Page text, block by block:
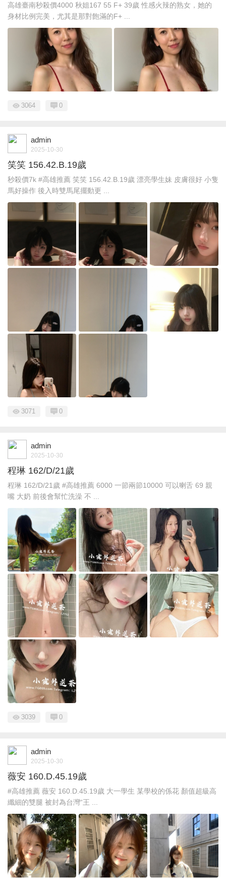
高雄臺南秒殺價4000 秋姐167 55 F+ 39歲 性感火辣的熟女，她的
身材比例完美，尤其是那對飽滿的F+ ...
3064 0
admin
2025-10-30
笑笑 156.42.B.19歲
秒殺價7k #高雄推薦 笑笑 156.42.B.19歲 漂亮學生妹 皮膚很好 小隻
馬好操作 後入時雙馬尾擺動更 ...
3071 0
admin
2025-10-30
程琳 162/D/21歲
程琳 162/D/21歲 #高雄推薦 6000 一節兩節10000 可以喇舌 69 親
嘴 大奶 前後會幫忙洗澡 不 ...
3039 0
admin
2025-10-30
薇安 160.D.45.19歲
#高雄推薦 薇安 160.D.45.19歲 大一學生 某學校的係花 顏值超級高
纖細的雙腿 被封為台灣“王 ...